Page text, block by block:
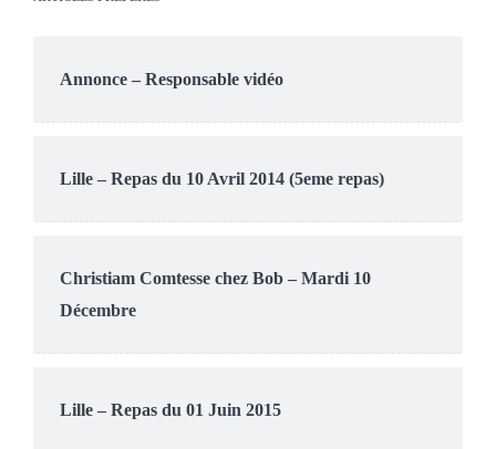
Annonce – Responsable vidéo
Lille – Repas du 10 Avril 2014 (5eme repas)
Christiam Comtesse chez Bob – Mardi 10
Décembre
Lille – Repas du 01 Juin 2015